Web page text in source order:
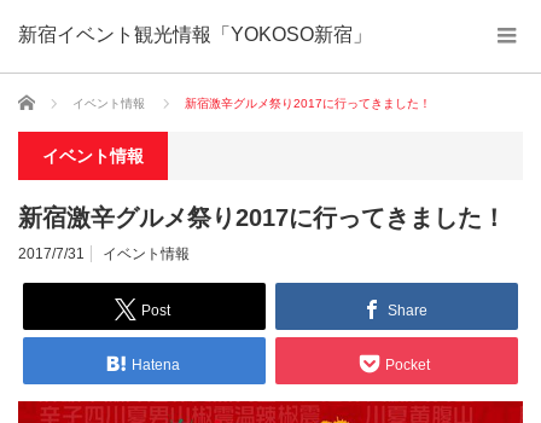
新宿イベント観光情報「YOKOSO新宿」
ホーム イベント情報 新宿激辛グルメ祭り2017に行ってきました！
イベント情報
新宿激辛グルメ祭り2017に行ってきました！
2017/7/31 イベント情報
Post Share
Hatena Pocket